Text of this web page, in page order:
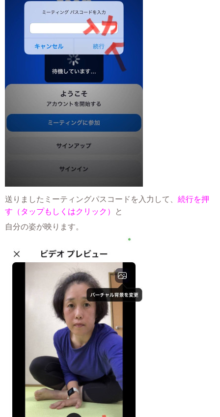
送りましたミーティングパスコードを入力して、 続行を押
す（タップもしくはクリック）
と
自分の姿が映ります。